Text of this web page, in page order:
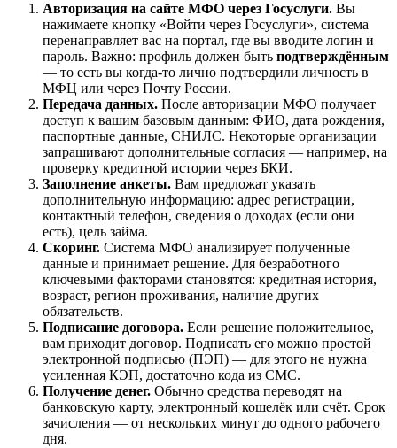
Авторизация на сайте МФО через Госуслуги. Вы
нажимаете кнопку «Войти через Госуслуги», система
перенаправляет вас на портал, где вы вводите логин и
пароль. Важно: профиль должен быть подтверждённым
— то есть вы когда-то лично подтвердили личность в
МФЦ или через Почту России.
Передача данных. После авторизации МФО получает
доступ к вашим базовым данным: ФИО, дата рождения,
паспортные данные, СНИЛС. Некоторые организации
запрашивают дополнительные согласия — например, на
проверку кредитной истории через БКИ.
Заполнение анкеты. Вам предложат указать
дополнительную информацию: адрес регистрации,
контактный телефон, сведения о доходах (если они
есть), цель займа.
Скоринг. Система МФО анализирует полученные
данные и принимает решение. Для безработного
ключевыми факторами становятся: кредитная история,
возраст, регион проживания, наличие других
обязательств.
Подписание договора. Если решение положительное,
вам приходит договор. Подписать его можно простой
электронной подписью (ПЭП) — для этого не нужна
усиленная КЭП, достаточно кода из СМС.
Получение денег. Обычно средства переводят на
банковскую карту, электронный кошелёк или счёт. Срок
зачисления — от нескольких минут до одного рабочего
дня.